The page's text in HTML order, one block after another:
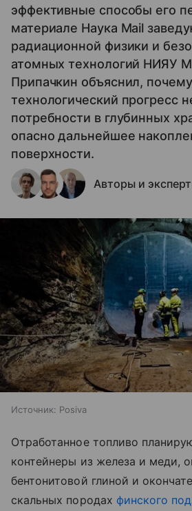
эффективные способы его
материале Наука Mail
радиационной физики и
атомных технологий НИЯУ
Припачкин объяснил,
технологический прогресс
потребности в глубинных
опасно дальнейшее
поверхности.
Авторы и
Источник: Posiva
Отработанное топливо
контейнеры из железа и меди,
бентонитовой глиной и
скальных породах финского